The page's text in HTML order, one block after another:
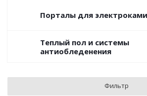
Порталы для
Теплый пол и системы
антиобледенения
Фильтр